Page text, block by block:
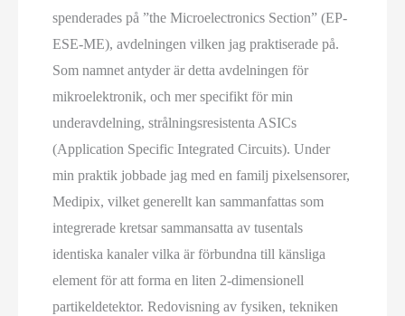
spenderades på ”the Microelectronics Section” (EP-
ESE-ME), avdelningen vilken jag praktiserade på.
Som namnet antyder är detta avdelningen för
mikroelektronik, och mer specifikt för min
underavdelning, strålningsresistenta ASICs
(Application Specific Integrated Circuits). Under
min praktik jobbade jag med en familj pixelsensorer,
Medipix, vilket generellt kan sammanfattas som
integrerade kretsar sammansatta av tusentals
identiska kanaler vilka är förbundna till känsliga
element för att forma en liten 2-dimensionell
partikeldetektor. Redovisning av fysiken, tekniken